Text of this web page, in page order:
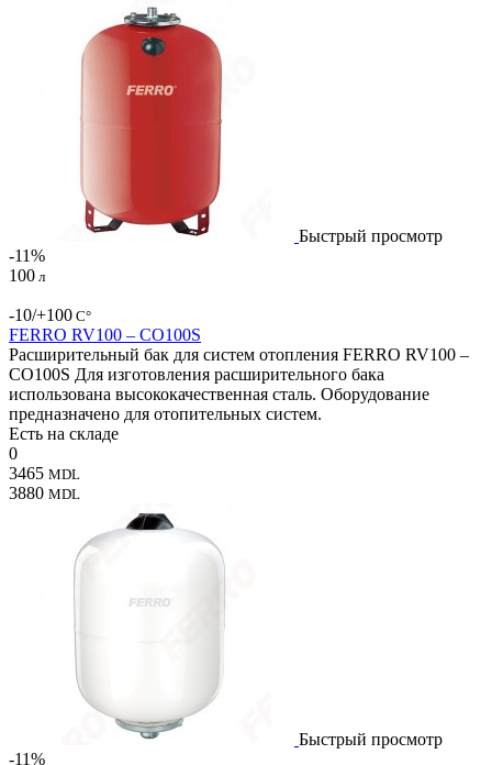
Быстрый просмотр
-11%
100 л
-10/+100 С°
FERRO RV100 – CO100S
Расширительный бак для систем отопления FERRO RV100 –
CO100S Для изготовления расширительного бака
использована высококачественная сталь. Оборудование
предназначено для отопительных систем.
Есть на складе
0
3465 MDL
3880 MDL
Быстрый просмотр
-11%